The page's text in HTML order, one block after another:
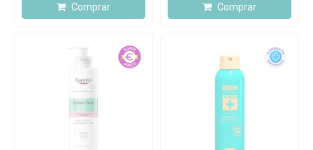
Comprar Comprar